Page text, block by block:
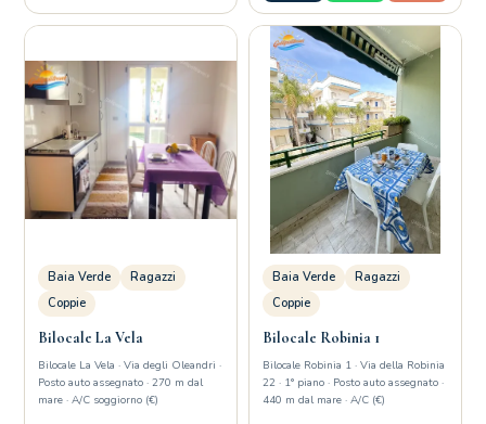
Baia Verde
Ragazzi
Coppie
Bilocale La Vela
Bilocale La Vela · Via degli Oleandri ·
Posto auto assegnato · 270 m dal
mare · A/C soggiorno (€)
Baia Verde
Ragazzi
Coppie
Bilocale Robinia 1
Bilocale Robinia 1 · Via della Robinia
22 · 1° piano · Posto auto assegnato ·
440 m dal mare · A/C (€)